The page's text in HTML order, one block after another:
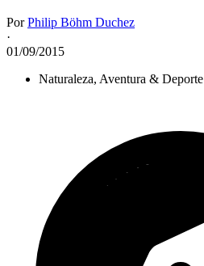
PorPhilip Böhm Duchez
·
01/09/2015
Naturaleza, Aventura & Deporte